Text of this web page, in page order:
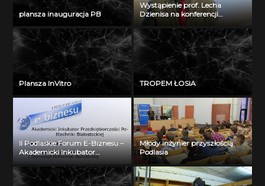
plansza inauguracja PB
Wystąpienie prof. Lecha
Dzienisa na konferencji
„Integration, partnership and
innovations in civil engineering
and education”
Plansza InVitro TROPEM ŁOSIA
II Podlaskie Forum E-Biznesu –
Akademicki Inkubator
Przedsiębiorczości Politechniki
Białostockiej – Jerzy Muszyński
Młody inżynier przyszłością
Podlasia